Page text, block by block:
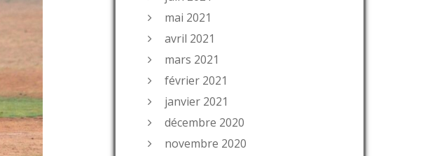
mai 2021
avril 2021
mars 2021
février 2021
janvier 2021
décembre 2020
novembre 2020